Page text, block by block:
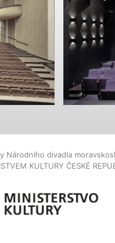
Národního divadla
KULTURY ČESKÉ